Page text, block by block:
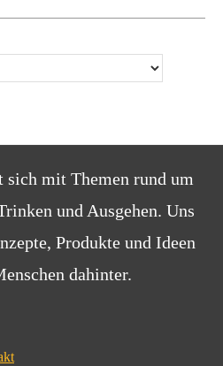
sich mit Themen rund um
und Ausgehen. Uns
Produkte und Ideen
dahinter.